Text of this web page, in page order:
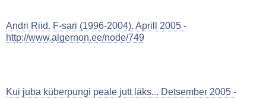
Andri Riid. F-sari (1996-2004). Aprill 2005 -
http://www.algernon.ee/node/749
Kui juba küberpungi peale jutt läks... Detsember 2005 -